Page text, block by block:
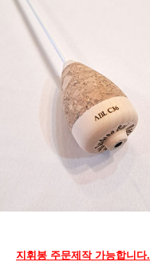
지휘봉 주문제작 가능합니다.